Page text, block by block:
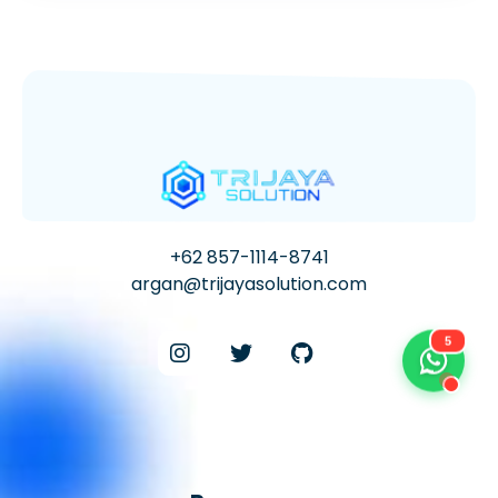
+62 857-1114-8741
argan@trijayasolution.com
5